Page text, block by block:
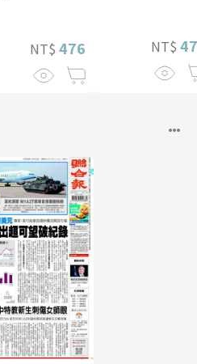
NT$ 476
NT$